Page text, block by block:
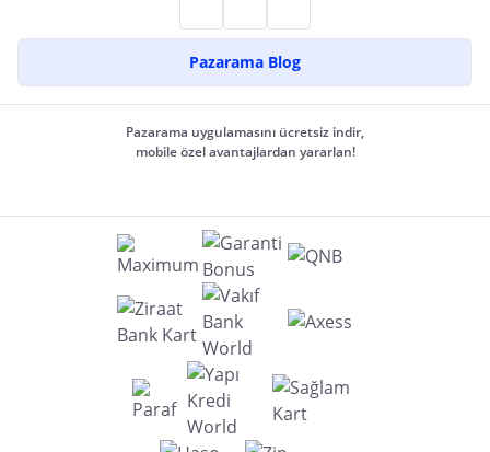
Pazarama Blog
Pazarama uygulamasını ücretsiz indir,
mobile özel avantajlardan yararlan!